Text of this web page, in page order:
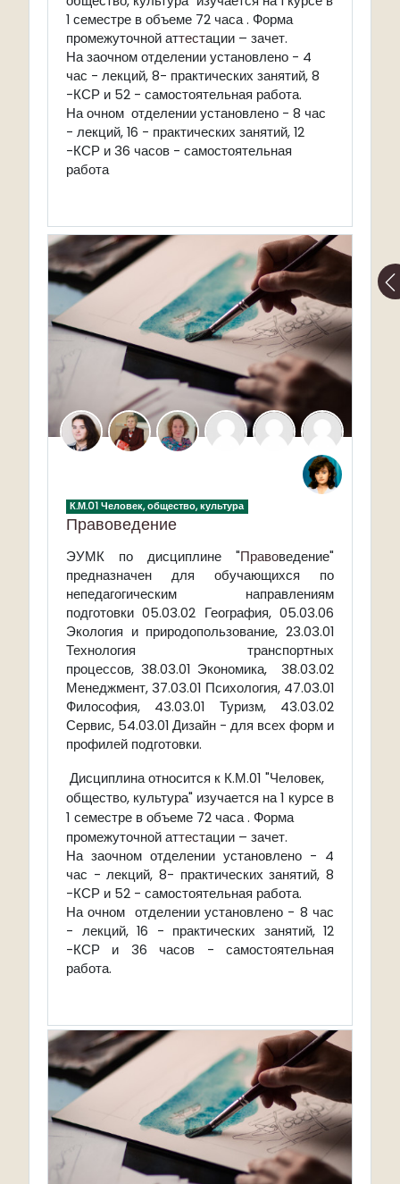
1 семестре в объеме 72 часа . Форма
промежуточной аттестации – зачет.
На заочном отделении установлено - 4
час - лекций, 8- практических занятий, 8
-КСР и 52 - самостоятельная работа.
На очном отделении установлено - 8 час
- лекций, 16 - практических занятий, 12
-КСР и 36 часов - самостоятельная
работа
К.М.01 Человек, общество, культура
Правоведение
ЭУМК по дисциплине "Правоведение"
предназначен для обучающихся по
непедагогическим направлениям
подготовки 05.03.02 География, 05.03.06
Экология и природопользование, 23.03.01
Технология транспортных
процессов, 38.03.01 Экономика, 38.03.02
Менеджмент, 37.03.01 Психология, 47.03.01
Философия, 43.03.01 Туризм, 43.03.02
Сервис, 54.03.01 Дизайн - для всех форм и
профилей подготовки.
Дисциплина относится к К.М.01 "Человек,
общество, культура" изучается на 1 курсе в
1 семестре в объеме 72 часа . Форма
промежуточной аттестации – зачет.
На заочном отделении установлено - 4
час - лекций, 8- практических занятий, 8
-КСР и 52 - самостоятельная работа.
На очном отделении установлено - 8 час
- лекций, 16 - практических занятий, 12
-КСР и 36 часов - самостоятельная
работа.